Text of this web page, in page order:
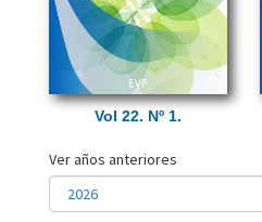
Vol 22. Nº 1.
Ver años anteriores